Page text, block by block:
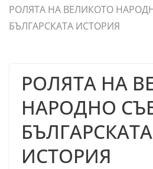
РОЛЯТА НА ВЕЛИКОТО
БЪЛГАРСКАТА ИСТОРИЯ
РОЛЯТА НА
НАРОДНО
БЪЛГАРСКАТА
ИСТОРИЯ